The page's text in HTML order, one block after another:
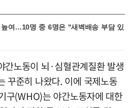
높여…10명 중 6명은 "새벽배송 부담 있
간노동이 뇌·심혈관계질환 발생
꾸준히 나왔다. 이에 국제노동
구(WHO)는 야간노동자에 대한